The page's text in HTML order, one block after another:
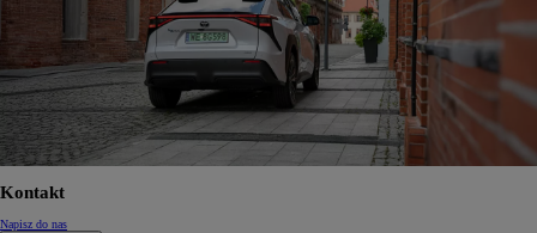
Kontakt
Napisz do nas